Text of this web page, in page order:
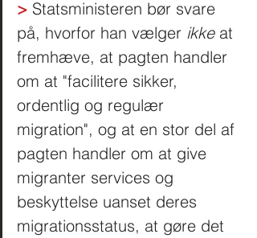
> Statsministeren bør svare
på, hvorfor han vælger ikke at
fremhæve, at pagten handler
om at "facilitere sikker,
ordentlig og regulær
migration", og at en stor del af
pagten handler om at give
migranter services og
beskyttelse uanset deres
migrationsstatus, at gøre det